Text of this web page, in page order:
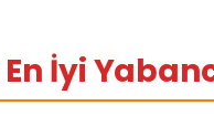
İyi